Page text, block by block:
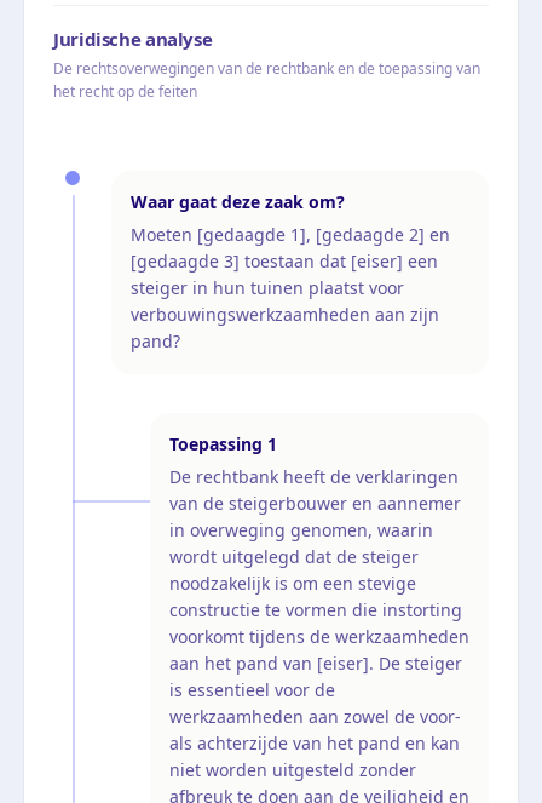
Juridische analyse
De rechtsoverwegingen van de rechtbank en de toepassing van
het recht op de feiten
Waar gaat deze zaak om?
Moeten [gedaagde 1], [gedaagde 2] en
[gedaagde 3] toestaan dat [eiser] een
steiger in hun tuinen plaatst voor
verbouwingswerkzaamheden aan zijn
pand?
Toepassing 1
De rechtbank heeft de verklaringen
van de steigerbouwer en aannemer
in overweging genomen, waarin
wordt uitgelegd dat de steiger
noodzakelijk is om een stevige
constructie te vormen die instorting
voorkomt tijdens de werkzaamheden
aan het pand van [eiser]. De steiger
is essentieel voor de
werkzaamheden aan zowel de voor-
als achterzijde van het pand en kan
niet worden uitgesteld zonder
afbreuk te doen aan de veiligheid en